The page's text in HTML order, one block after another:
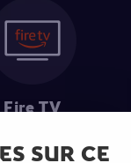
SUR CE
Fire TV